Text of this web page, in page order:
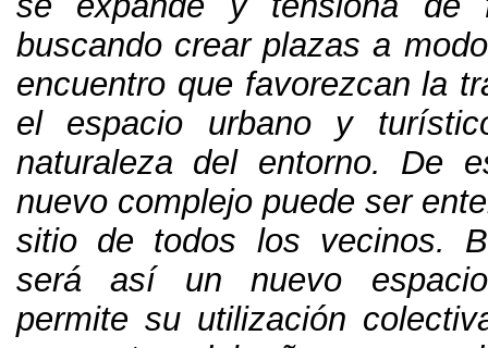
buscando crear plazas a
encuentro que favorezcan la
el espacio urbano y
naturaleza del entorno. De
nuevo complejo puede ser
sitio de todos los vecinos.
será así un nuevo
permite su utilización